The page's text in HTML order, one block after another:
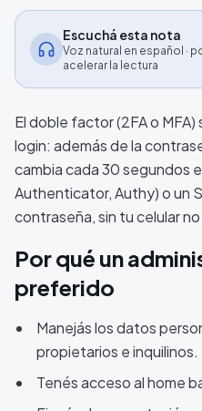
Escuchá esta nota
Voz natural en español ·
acelerar la lectura
El doble factor (2FA o
login: además de la
cambia cada 30 segundos
Authenticator, Authy) o un
contraseña, sin tu celular
Por qué un
preferido
Manejás los datos
propietarios e inquilinos.
Tenés acceso al home